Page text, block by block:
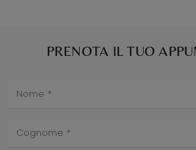
PRENOTA IL TUO